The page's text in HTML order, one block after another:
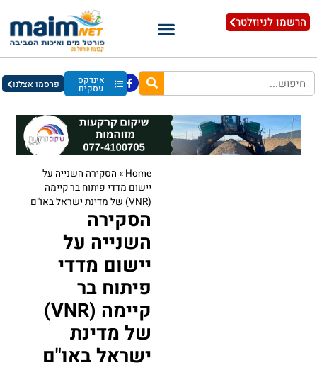
הרשמו לניוזלטר
אינדקס
עסקים פרסמו אצלנו
Home
» הסקירה השנייה על
יישום מדדי פיתוח בר קיימה
(VNR) של מדינת ישראל באו"ם
הסקירה
השנייה על
יישום מדדי
פיתוח בר
קיימה (VNR)
של מדינת
ישראל באו"ם